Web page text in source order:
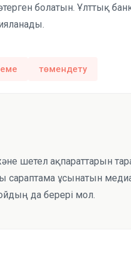
болатын. Ұлттық
төмендету
шетел ақпараттарын
сараптама ұсынатын
да берері мол.